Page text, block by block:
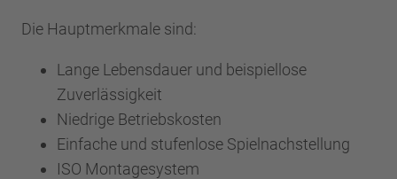
Die Hauptmerkmale sind:
Lange Lebensdauer und beispiellose
Zuverlässigkeit
Niedrige Betriebskosten
Einfache und stufenlose Spielnachstellung
ISO Montagesystem